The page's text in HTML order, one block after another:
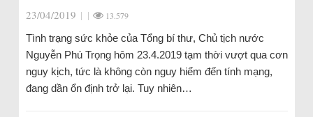
23/04/2019 | | 13.579
Tình trạng sức khỏe của Tổng bí thư, Chủ tịch nước
Nguyễn Phú Trọng hôm 23.4.2019 tạm thời vượt qua cơn
nguy kịch, tức là không còn nguy hiểm đến tính mạng,
đang dần ổn định trở lại. Tuy nhiên…